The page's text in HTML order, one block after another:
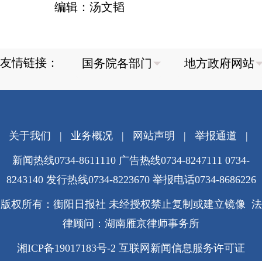
编辑：汤文韬
友情链接：
关于我们 | 业务概况| 网站声明 | 举报通道 |
新闻热线0734-8611110 广告热线0734-8247111 0734-
8243140 发行热线0734-8223670 举报电话0734-8686226
版权所有：衡阳日报社 未经授权禁止复制或建立镜像 法
律顾问：湖南雁京律师事务所
湘ICP备19017183号-2 互联网新闻信息服务许可证